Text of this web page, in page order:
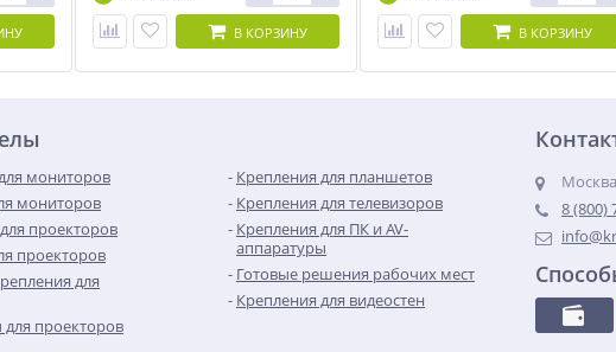
В КОРЗИНУ В КОРЗИНУ
мониторов
мониторов
проекторов
проекторов
для
проекторов
Крепления для планшетов
Крепления для телевизоров
Крепления для ПК и AV-
аппаратуры
Готовые решения рабочих мест
Крепления для видеостен
8 (800)